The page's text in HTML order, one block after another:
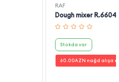
RAF
Dough mixer R.6604
Stokda var
60.00AZN nağd alışa